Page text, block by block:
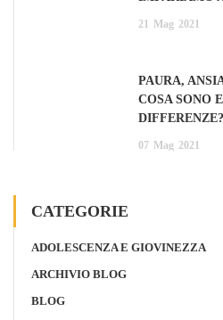
21 Mag 2021
PAURA,
COSA SONO
DIFFERENZE?
07 Mag 2021
CATEGORIE
ADOLESCENZA E GIOVINEZZA
ARCHIVIO BLOG
BLOG